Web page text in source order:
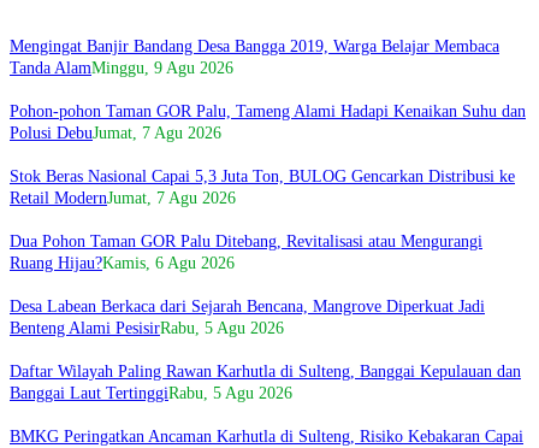
Mengingat Banjir Bandang Desa Bangga 2019, Warga Belajar Membaca
Tanda AlamMinggu, 9 Agu 2026
Pohon-pohon Taman GOR Palu, Tameng Alami Hadapi Kenaikan Suhu dan
Polusi DebuJumat, 7 Agu 2026
Stok Beras Nasional Capai 5,3 Juta Ton, BULOG Gencarkan Distribusi ke
Retail ModernJumat, 7 Agu 2026
Dua Pohon Taman GOR Palu Ditebang, Revitalisasi atau Mengurangi
Ruang Hijau?Kamis, 6 Agu 2026
Desa Labean Berkaca dari Sejarah Bencana, Mangrove Diperkuat Jadi
Benteng Alami PesisirRabu, 5 Agu 2026
Daftar Wilayah Paling Rawan Karhutla di Sulteng, Banggai Kepulauan dan
Banggai Laut TertinggiRabu, 5 Agu 2026
BMKG Peringatkan Ancaman Karhutla di Sulteng, Risiko Kebakaran Capai